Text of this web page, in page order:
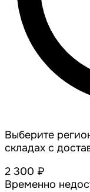
Выберите
складах с
2 300 ₽
Временно